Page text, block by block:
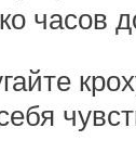
часов